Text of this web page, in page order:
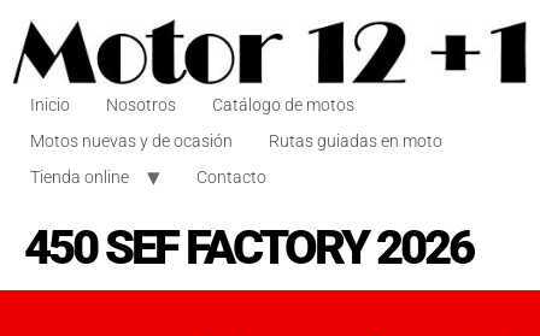
Inicio Nosotros
Catálogo de motos
Motos nuevas y de ocasión
Rutas guiadas en moto
Tienda online
Contacto
450 SEF FACTORY 2026